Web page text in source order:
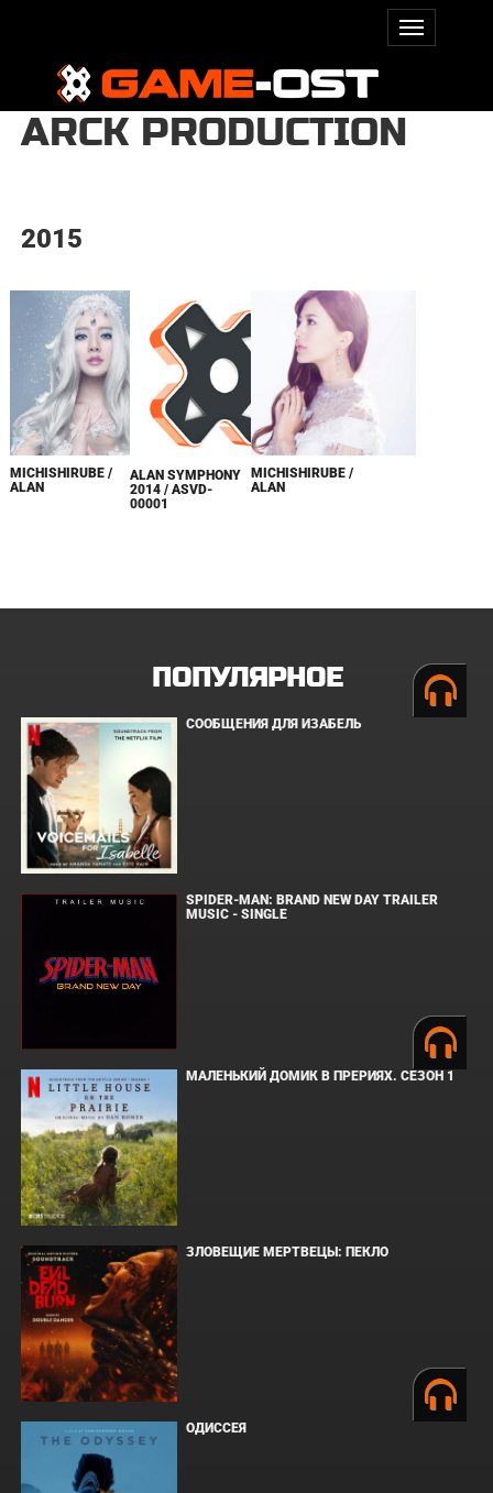
ARCK PRODUCTION
2015
MICHISHIRUBE /
ALAN
ALAN SYMPHONY
2014 / ASVD-
00001
MICHISHIRUBE /
ALAN
ПОПУЛЯРНОЕ
СООБЩЕНИЯ ДЛЯ ИЗАБЕЛЬ
SPIDER-MAN: BRAND NEW DAY TRAILER
MUSIC - SINGLE
МАЛЕНЬКИЙ ДОМИК В ПРЕРИЯХ. СЕЗОН 1
ЗЛОВЕЩИЕ МЕРТВЕЦЫ: ПЕКЛО
ОДИССЕЯ